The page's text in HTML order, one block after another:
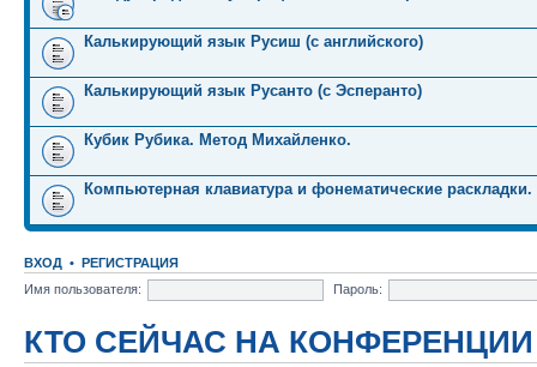
Калькирующий язык Русиш (с английского)
Калькирующий язык Русанто (с Эсперанто)
Кубик Рубика. Метод Михайленко.
Компьютерная клавиатура и фонематические раскладки.
ВХОД • РЕГИСТРАЦИЯ
Имя пользователя:
Пароль:
КТО СЕЙЧАС НА КОНФЕРЕНЦИИ